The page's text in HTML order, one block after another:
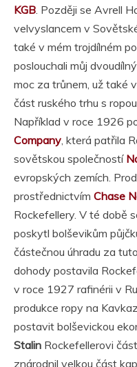
KGB. Později se Avrell
velvyslancem v
také v mém trojdílném
poslouchali můj
moc za trůnem, už také
část ruského trhu s
Například v roce 1926
Company, která patřila
sovětskou společností
evropských zemích.
prostřednictvím Chase
Rockefellery. V té době
poskytl bolševikům
částečnou úhradu za
dohody postavila
v roce 1927 rafinérii v
produkce ropy na
postavit bolševickou
Stalin Rockefellerovi
znárodnil velkou část